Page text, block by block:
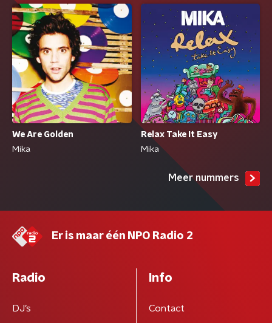
We Are Golden
Mika
Relax Take It Easy
Mika
Meer nummers
Er is maar één NPO Radio 2
Radio
DJ’s
Info
Contact